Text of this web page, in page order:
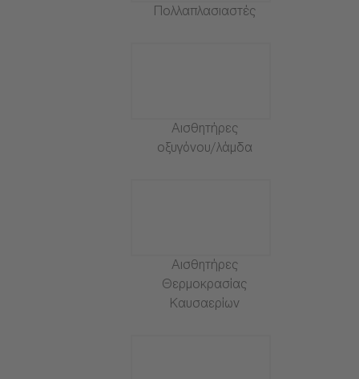
Πολλαπλασιαστές
Αισθητήρες
οξυγόνου/λάμδα
Αισθητήρες
Θερμοκρασίας
Καυσαερίων